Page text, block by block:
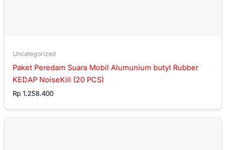
Uncategorized
Paket Peredam Suara Mobil Alumunium butyl Rubber
KEDAP NoiseKill (20 PCS)
Rp 1.258.400